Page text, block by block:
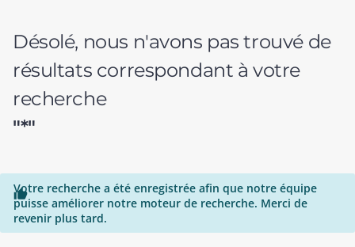
Désolé, nous n'avons pas trouvé de
résultats correspondant à votre
recherche
"*"

Votre recherche a été enregistrée afin que notre équipe
puisse améliorer notre moteur de recherche. Merci de
revenir plus tard.